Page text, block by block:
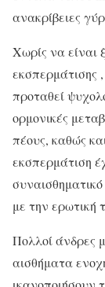
ανακρίβειες
Χωρίς να είναι
εκσπερμάτισης
προταθεί
ορμονικές
πέους, καθώς
εκσπερμάτιση
με την ερωτική
Πολλοί άνδρες
αισθήματα